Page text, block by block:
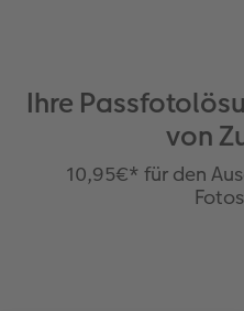
Fotobuch
Neuheiten
Neuheiten
Extras
Neuheiten
Extras
Retro Minis
Neuheiten
CEWE
Neuheiten
CEWE
Neuheiten
Ihre
von
10,95€* für den